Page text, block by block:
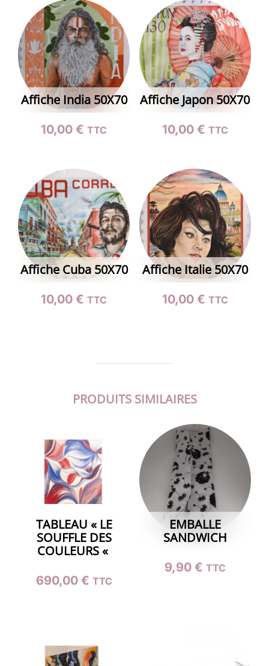
Affiche India 50X70
10,00€ TTC
Affiche Japon 50X70
10,00 € TTC
Affiche Cuba 50X70
10,00€ TTC
Affiche Italie 50X70
10,00 € TTC
PRODUITS SIMILAIRES
TABLEAU « LE
SOUFFLE DES
COULEURS «
690,00 € TTC
EMBALLE
SANDWICH
9,90 € TTC